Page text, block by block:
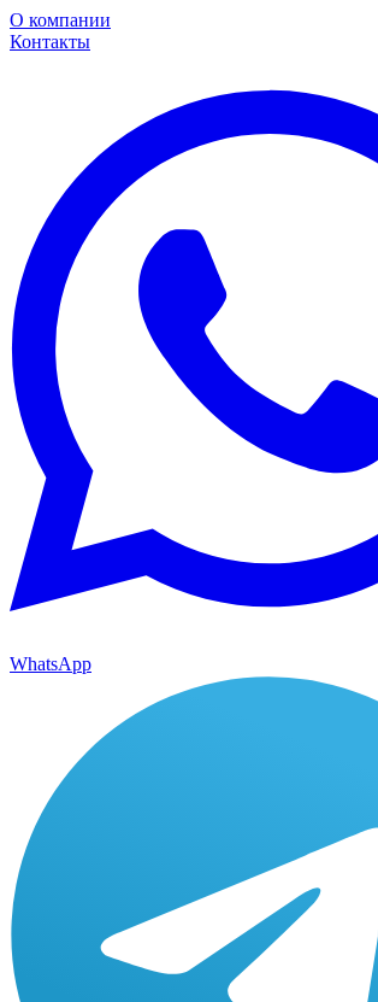
О компании
Контакты
WhatsApp